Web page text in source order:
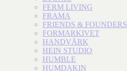
FERM LIVING
FRAMA
FRIENDS & FOUNDERS
FORMARKIVET
HANDVÄRK
HEIN STUDIO
HUMBLE
HUMDAKIN